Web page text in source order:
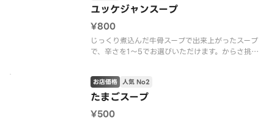
ユッケジャンスープ
¥800
じっくり煮込んだ牛骨スープで出来上がったスープ
で、辛さを1～5でお選びいただけます。からさ挑戦
たまごスープ
お店価格 人気 No2
¥500